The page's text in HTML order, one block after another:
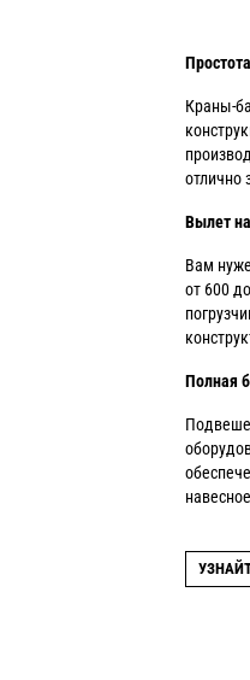
Краны-
отлично
Вылет
Вам
от 600
Полная